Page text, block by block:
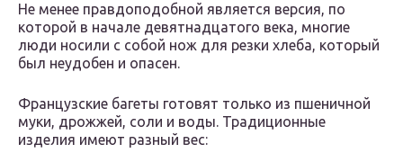
Не менее правдоподобной является версия, по
которой в начале девятнадцатого века, многие
люди носили с собой нож для резки хлеба, который
был неудобен и опасен.
Французские багеты готовят только из пшеничной
муки, дрожжей, соли и воды. Традиционные
изделия имеют разный вес: